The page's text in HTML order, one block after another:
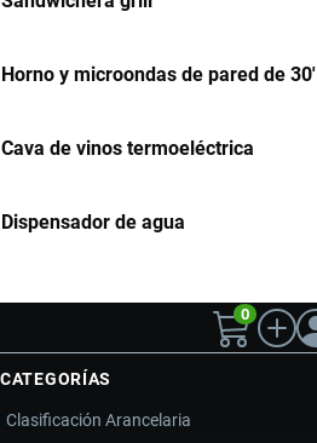
Horno y microondas de pared de 30'
Cava de vinos termoeléctrica
Dispensador de agua
0
CATEGORÍAS
Clasificación Arancelaria